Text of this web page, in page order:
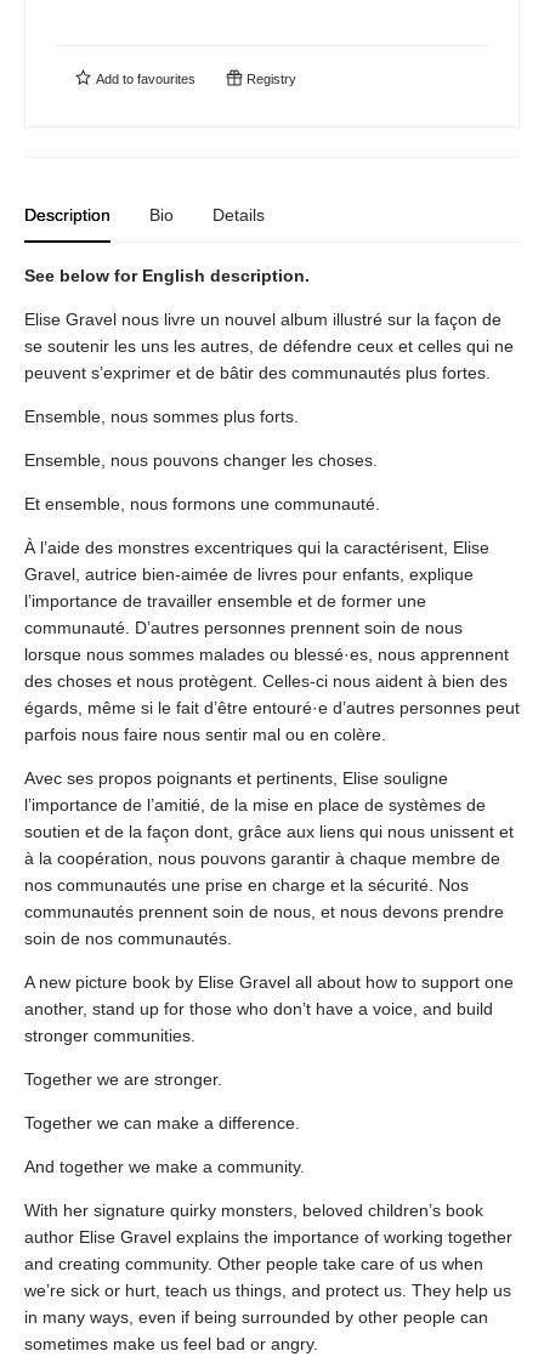
Add to favourites Registry
Description Bio Details
See below for English description.
Elise Gravel nous livre un nouvel album illustré sur la façon de
se soutenir les uns les autres, de défendre ceux et celles qui ne
peuvent s’exprimer et de bâtir des communautés plus fortes.
Ensemble, nous sommes plus forts.
Ensemble, nous pouvons changer les choses.
Et ensemble, nous formons une communauté.
À l’aide des monstres excentriques qui la caractérisent, Elise
Gravel, autrice bien-aimée de livres pour enfants, explique
l’importance de travailler ensemble et de former une
communauté. D’autres personnes prennent soin de nous
lorsque nous sommes malades ou blessé·es, nous apprennent
des choses et nous protègent. Celles-ci nous aident à bien des
égards, même si le fait d’être entouré·e d’autres personnes peut
parfois nous faire nous sentir mal ou en colère.
Avec ses propos poignants et pertinents, Elise souligne
l’importance de l’amitié, de la mise en place de systèmes de
soutien et de la façon dont, grâce aux liens qui nous unissent et
à la coopération, nous pouvons garantir à chaque membre de
nos communautés une prise en charge et la sécurité. Nos
communautés prennent soin de nous, et nous devons prendre
soin de nos communautés.
A new picture book by Elise Gravel all about how to support one
another, stand up for those who don’t have a voice, and build
stronger communities.
Together we are stronger.
Together we can make a difference.
And together we make a community.
With her signature quirky monsters, beloved children’s book
author Elise Gravel explains the importance of working together
and creating community. Other people take care of us when
we’re sick or hurt, teach us things, and protect us. They help us
in many ways, even if being surrounded by other people can
sometimes make us feel bad or angry.